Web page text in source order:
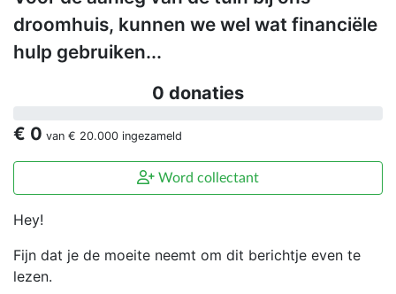
droomhuis, kunnen we wel wat financiële
hulp gebruiken...
0 donaties
€ 0 van € 20.000 ingezameld
Word collectant
Hey!
Fijn dat je de moeite neemt om dit berichtje even te
lezen.